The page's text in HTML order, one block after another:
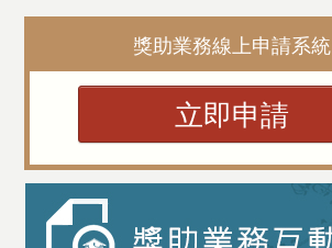
獎助業務線上申請系統
立即申請